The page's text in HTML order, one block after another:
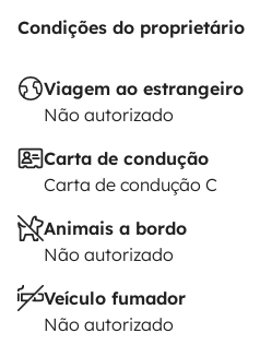
Condições do proprietário
Viagem ao estrangeiro
Não autorizado
Carta de condução
Carta de condução C
Animais a bordo
Não autorizado
Veículo fumador
Não autorizado